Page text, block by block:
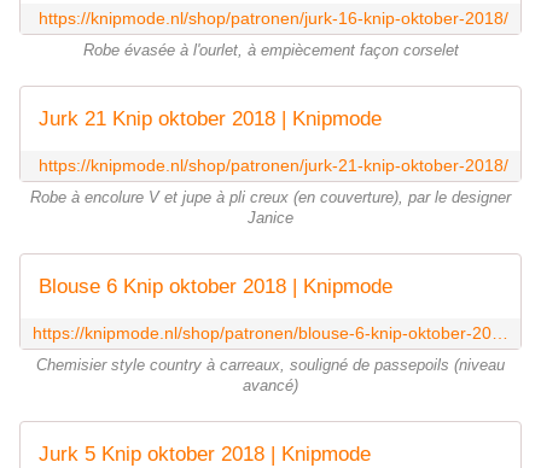
https://knipmode.nl/shop/patronen/jurk-16-knip-oktober-2018/
Robe évasée à l'ourlet, à empiècement façon corselet
Jurk 21 Knip oktober 2018 | Knipmode
https://knipmode.nl/shop/patronen/jurk-21-knip-oktober-2018/
Robe à encolure V et jupe à pli creux (en couverture), par le designer
Janice
Blouse 6 Knip oktober 2018 | Knipmode
Chemisier style country à carreaux, souligné de passepoils (niveau
avancé)
Jurk 5 Knip oktober 2018 | Knipmode